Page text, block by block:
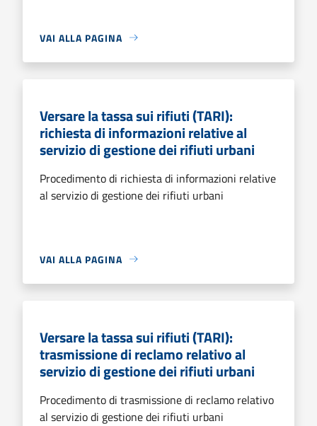
VAI ALLA PAGINA
Versare la tassa sui rifiuti (TARI):
richiesta di informazioni relative al
servizio di gestione dei rifiuti urbani
Procedimento di richiesta di informazioni relative
al servizio di gestione dei rifiuti urbani
VAI ALLA PAGINA
Versare la tassa sui rifiuti (TARI):
trasmissione di reclamo relativo al
servizio di gestione dei rifiuti urbani
Procedimento di trasmissione di reclamo relativo
al servizio di gestione dei rifiuti urbani